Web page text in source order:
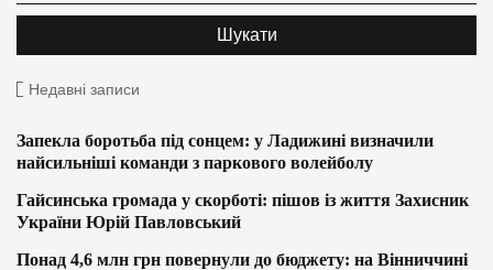
Недавні записи
Запекла боротьба під сонцем: у Ладижині визначили
найсильніші команди з паркового волейболу
Гайсинська громада у скорботі: пішов із життя Захисник
України Юрій Павловський
Понад 4,6 млн грн повернули до бюджету: на Вінниччині